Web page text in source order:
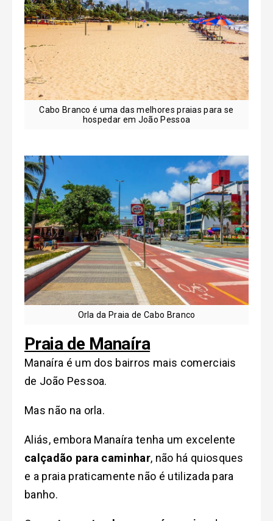
Cabo Branco é uma das melhores praias para se
hospedar em João Pessoa
Orla da Praia de Cabo Branco
Praia de Manaíra
Manaíra é um dos bairros mais comerciais
de João Pessoa.
Mas não na orla.
Aliás, embora Manaíra tenha um excelente
calçadão para caminhar, não há quiosques
e a praia praticamente não é utilizada para
banho.